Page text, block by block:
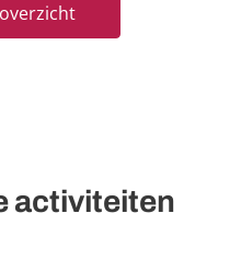
activiteiten